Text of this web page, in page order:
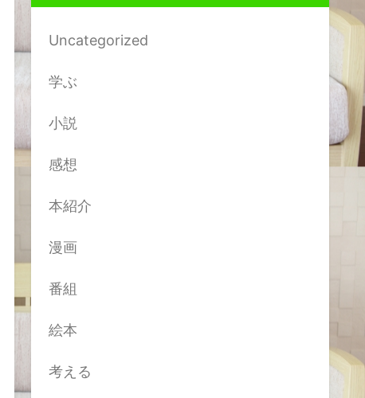
Uncategorized
学ぶ
小説
感想
本紹介
漫画
番組
絵本
考える